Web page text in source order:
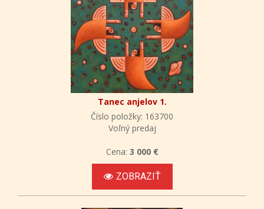
Tanec anjelov 1.
Číslo položky: 163700
Voľný predaj
Cena: 3 000 €
ZOBRAZIŤ